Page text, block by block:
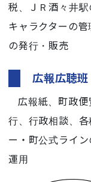
税、ＪＲ酒々井
キャラクターの
の発行・販売
広報広聴班
広報紙、町政
行、行政相談、
ー・町公式ライ
運用